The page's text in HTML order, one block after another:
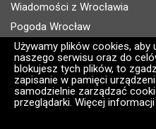
Używamy plików cookies, aby
naszego serwisu oraz do
blokujesz tych plików, to
zapisanie w pamięci
samodzielnie zarządzać
przeglądarki. Więcej
Wiadomości z Wrocławia
Pogoda Wrocław
Rozkłady jazdy MPK Wrocław
Administratorem wroclaw.pl
Wersja systemu: 2.8.30.09